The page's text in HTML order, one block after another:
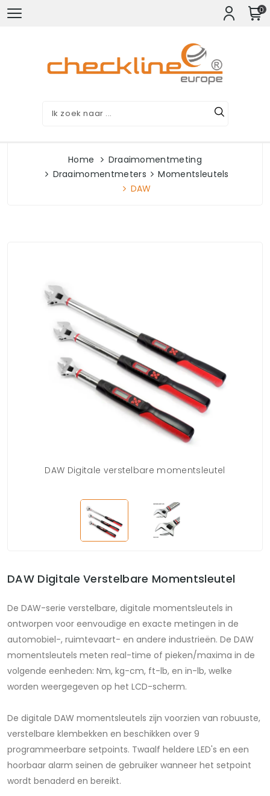
0
Home
Draaimomentmeting
Draaimomentmeters
Momentsleutels
DAW
DAW Digitale verstelbare momentsleutel
DAW Digitale Verstelbare Momentsleutel
De DAW-serie verstelbare, digitale momentsleutels in
ontworpen voor eenvoudige en exacte metingen in de
automobiel-, ruimtevaart- en andere industrieën. De DAW
momentsleutels meten real-time of pieken/maxima in de
volgende eenheden: Nm, kg-cm, ft-lb, en in-lb, welke
worden weergegeven op het LCD-scherm.
De digitale DAW momentsleutels zijn voorzien van robuuste,
verstelbare klembekken en beschikken over 9
programmeerbare setpoints. Twaalf heldere LED's en een
hoorbaar alarm seinen de gebruiker wanneer het setpoint
wordt benaderd en bereikt.